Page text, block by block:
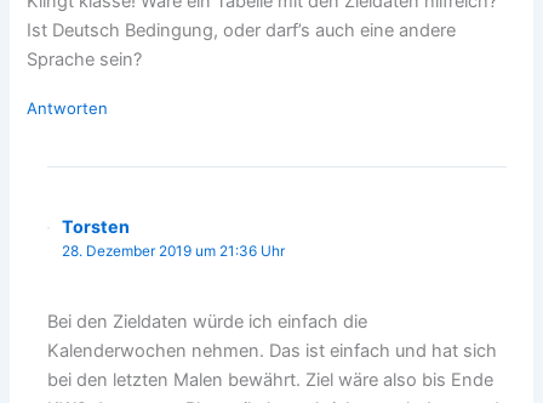
Ist Deutsch Bedingung, oder darf’s auch eine andere
Sprache sein?
Antworten
Torsten
28. Dezember 2019 um 21:36 Uhr
Bei den Zieldaten würde ich einfach die
Kalenderwochen nehmen. Das ist einfach und hat sich
bei den letzten Malen bewährt. Ziel wäre also bis Ende